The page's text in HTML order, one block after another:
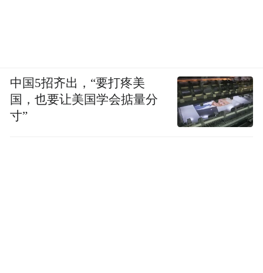
中国5招齐出，“要打疼美
国，也要让美国学会掂量分
寸”